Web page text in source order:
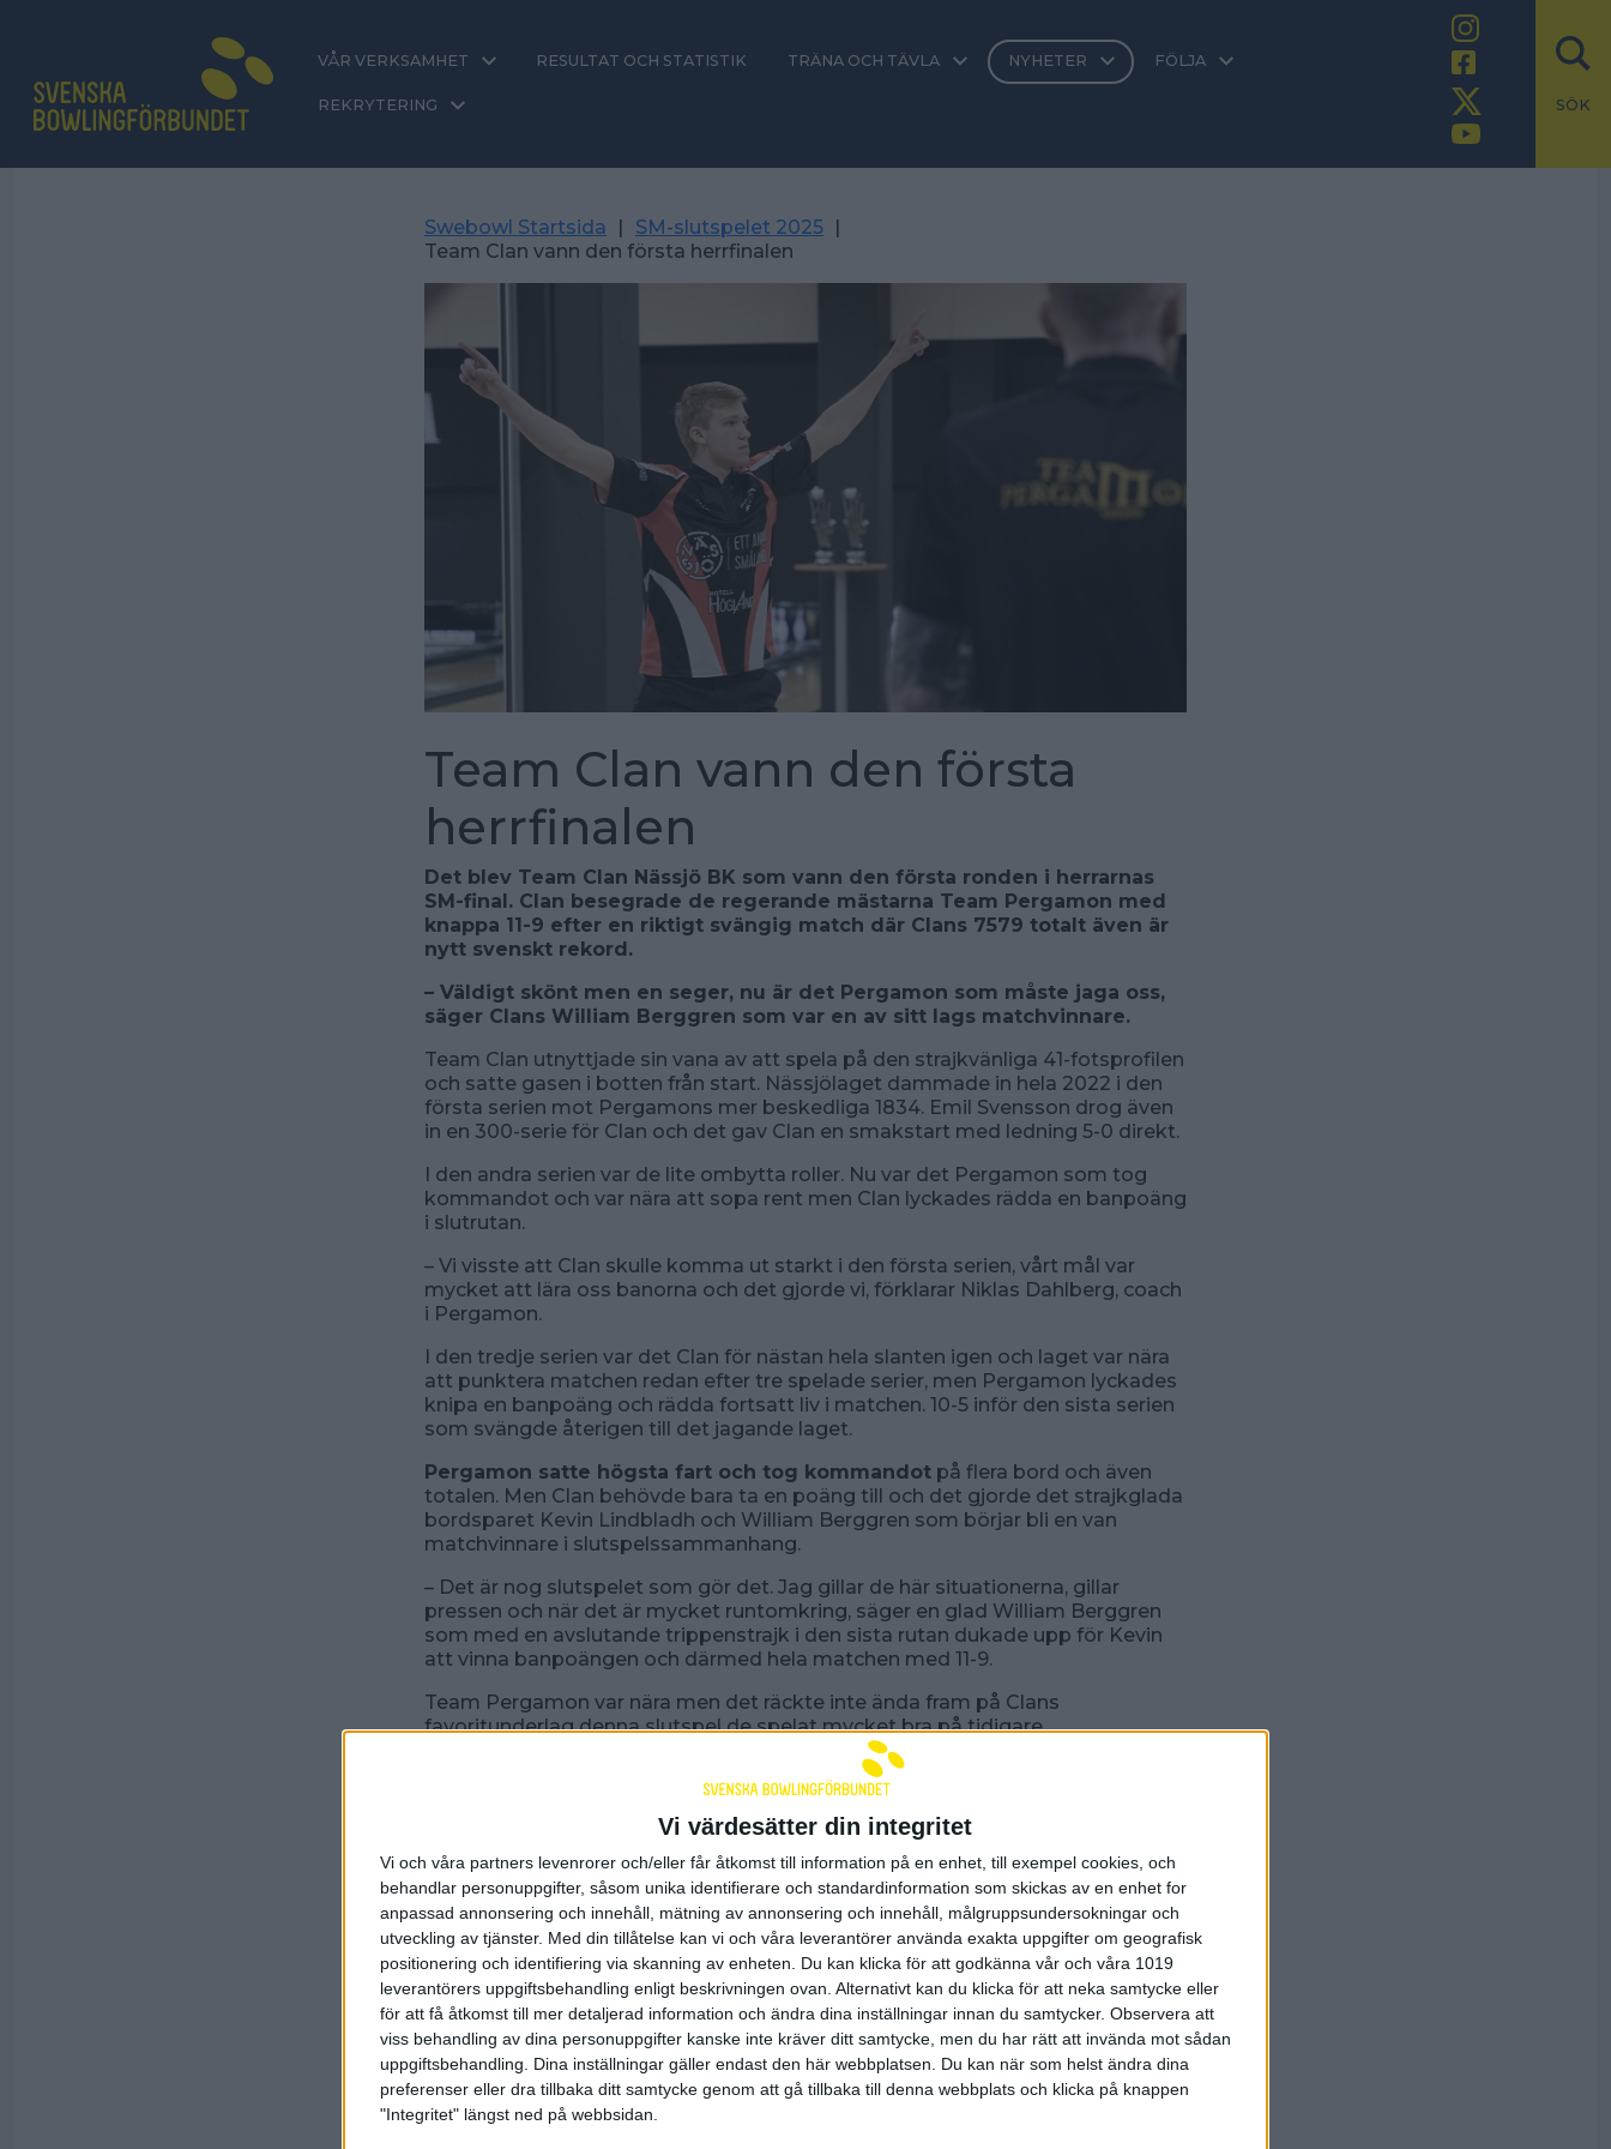
Vi värdesätter din integritet
Vi och våra partners levenrorer och/eller får åtkomst till information på en enhet, till exempel cookies, och
behandlar personuppgifter, såsom unika identifierare och standardinformation som skickas av en enhet for
anpassad annonsering och innehåll, mätning av annonsering och innehåll, målgruppsundersokningar och
utveckling av tjänster. Med din tillåtelse kan vi och våra leverantörer använda exakta uppgifter om geografisk
positionering och identifiering via skanning av enheten. Du kan klicka för att godkänna vår och våra 1019
leverantörers uppgiftsbehandling enligt beskrivningen ovan. Alternativt kan du klicka för att neka samtycke eller
för att få åtkomst till mer detaljerad information och ändra dina inställningar innan du samtycker. Observera att
viss behandling av dina personuppgifter kanske inte kräver ditt samtycke, men du har rätt att invända mot sådan
uppgiftsbehandling. Dina inställningar gäller endast den här webbplatsen. Du kan när som helst ändra dina
preferenser eller dra tillbaka ditt samtycke genom att gå tillbaka till denna webbplats och klicka på knappen
"Integritet" längst ned på webbsidan.
VÅR VERKSAMHET RESULTAT OCH STATISTIK TRÄNA OCH TÄVLA NYHETER FÖLJA
SÖK
REKRYTERING
Swebowl Startsida | SM-slutspelet 2025 |
Team Clan vann den första herrfinalen
Team Clan vann den första
herrfinalen
Det blev Team Clan Nässjö BK som vann den första ronden i herrarnas
SM-final. Clan besegrade de regerande mästarna Team Pergamon med
knappa 11-9 efter en riktigt svängig match där Clans 7579 totalt även är
nytt svenskt rekord.
– Väldigt skönt men en seger, nu är det Pergamon som måste jaga oss,
säger Clans William Berggren som var en av sitt lags matchvinnare.
Team Clan utnyttjade sin vana av att spela på den strajkvänliga 41-fotsprofilen
och satte gasen i botten från start. Nässjölaget dammade in hela 2022 i den
första serien mot Pergamons mer beskedliga 1834. Emil Svensson drog även
in en 300-serie för Clan och det gav Clan en smakstart med ledning 5-0 direkt.
I den andra serien var de lite ombytta roller. Nu var det Pergamon som tog
kommandot och var nära att sopa rent men Clan lyckades rädda en banpoäng
i slutrutan.
– Vi visste att Clan skulle komma ut starkt i den första serien, vårt mål var
mycket att lära oss banorna och det gjorde vi, förklarar Niklas Dahlberg, coach
i Pergamon.
I den tredje serien var det Clan för nästan hela slanten igen och laget var nära
att punktera matchen redan efter tre spelade serier, men Pergamon lyckades
knipa en banpoäng och rädda fortsatt liv i matchen. 10-5 inför den sista serien
som svängde återigen till det jagande laget.
Pergamon satte högsta fart och tog kommandot på flera bord och även
totalen. Men Clan behövde bara ta en poäng till och det gjorde det strajkglada
bordsparet Kevin Lindbladh och William Berggren som börjar bli en van
matchvinnare i slutspelssammanhang.
– Det är nog slutspelet som gör det. Jag gillar de här situationerna, gillar
pressen och när det är mycket runtomkring, säger en glad William Berggren
som med en avslutande trippenstrajk i den sista rutan dukade upp för Kevin
att vinna banpoängen och därmed hela matchen med 11-9.
Team Pergamon var nära men det räckte inte ända fram på Clans
favoritunderlag denna slutspel de spelat mycket bra på tidigare.
– Vi visste det skulle ta lite tid för oss att ställa in oss på det här underlaget,
men 0-5 i den första serien blev lite för mycket. Det är där de vinner matchen,
förklarar Martin Larsen i Team Pergamon.
Individuellt toppade William Berggren i Clan med hela 1068 poäng. Bäst i
Pergamon var Martin Larsen med 1039 där även Oliver Dahlgren passerade
1000 med sina 1018.
Nu får båda lagen ladda om inför den andra finalmatchen som startar med
inspelning klockan 12.20.
Båda lagens totalresultat, 7579 för Clan och 7517 för Pergamon, var högre än
det tidigare Svenska rekordet på 7476 som Pergamon tidigare slog 2011 i
Norrköping, Hageby. Men nu är det alltså Team Clan Nässjö BK som har det
nya svenska rekordet för 8-mannalag över fyra serier.